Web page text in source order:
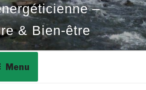
–
& Bien-être
Menu